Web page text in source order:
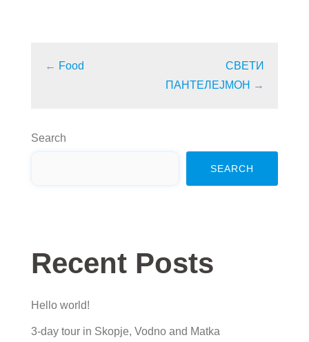
← Food
СВЕТИ
ПАНТЕЛЕЈМОН →
Search
SEARCH
Recent Posts
Hello world!
3-day tour in Skopje, Vodno and Matka